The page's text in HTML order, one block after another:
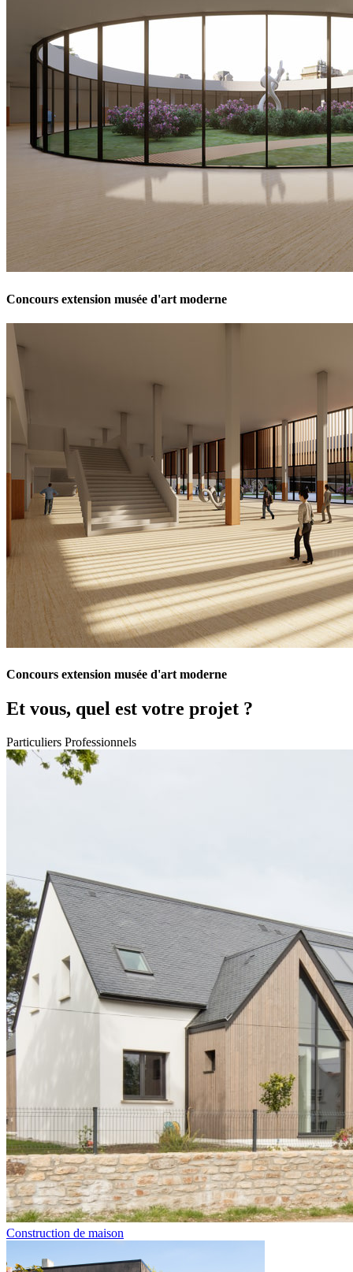
Concours extension musée d'art moderne
Concours extension musée d'art moderne
Et vous, quel est votre projet ?
Particuliers Professionnels
Construction de maison